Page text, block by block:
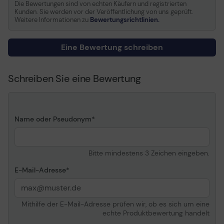
UHZ50, UHZ65LV,
W309ST, X340UST, X381,
X400LV, ZU500USTE,
ZU720TST, ZW400
Allgemein
Einstellbare Höhe
57.5-82.5 cm
Möbel für audiovisuelle Geräte
Montagekomponenten
Stangenbefestigung
Kabelaufbewahrung
Kabelaufbewahrung
Steigung
Die Bewertungen sind von echten Käufern und registrierten
Kunden. Sie werden vor der Veröffentlichung von uns geprüft.
Weitere Informationen zu Bewertungsrichtlinien.
Eine Bewertung schreiben
Schreiben Sie eine Bewertung
Name oder Pseudonym
Bitte mindestens 3 Zeichen eingeben.
E-Mail-Adresse
Mithilfe der E-Mail-Adresse prüfen wir, ob es sich um eine
echte Produktbewertung handelt